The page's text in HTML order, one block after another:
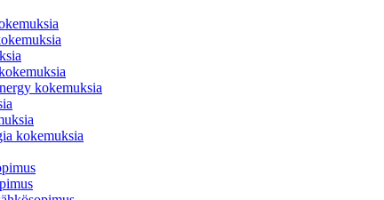
kokemuksia
kokemuksia